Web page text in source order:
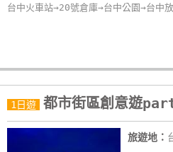
台中火車站→20號倉庫→台中公園→台中
1日遊 都市街區創意遊
旅遊地：